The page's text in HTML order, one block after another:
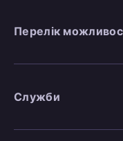
Перелік
Служби